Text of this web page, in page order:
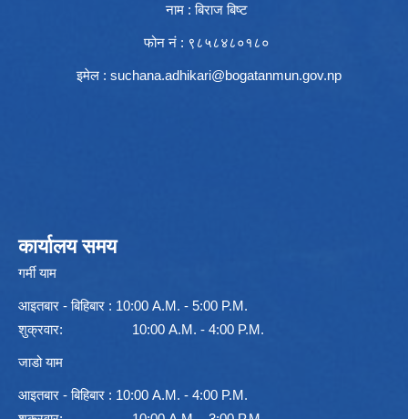
नाम : बिराज बिष्ट
फोन नं : ९८५८४८०१८०
इमेल : suchana.adhikari@bogatanmun.gov.np
कार्यालय समय
गर्मी याम
आइतबार - बिहिबार : 10:00 A.M. - 5:00 P.M.
शुक्रवार: 10:00 A.M. - 4:00 P.M.
जाडो याम
आइतबार - बिहिबार : 10:00 A.M. - 4:00 P.M.